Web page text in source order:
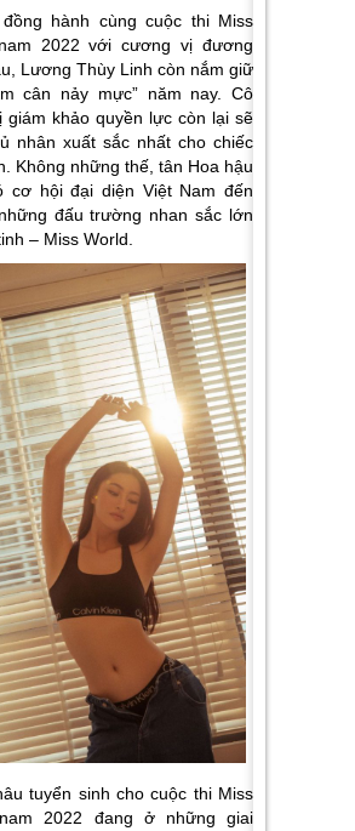
hành cùng cuộc thi Miss
2022 với cương vị đương
Lương Thùy Linh còn nắm giữ
cân nảy mực” năm nay. Cô
giám khảo quyền lực còn lại sẽ
nhân xuất sắc nhất cho chiếc
Không những thế, tân Hoa hậu
cơ hội đại diện Việt Nam đến
đấu trường nhan sắc lớn
– Miss World.
tuyển sinh cho cuộc thi Miss
2022 đang ở những giai